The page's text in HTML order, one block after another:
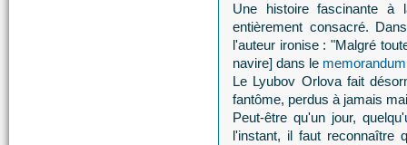
Une histoire fascinante à
entièrement consacré.
l'auteur ironise : "Malgré
navire] dans le
Le Lyubov Orlova fait
fantôme, perdus à jamais
Peut-être qu'un jour,
l'instant, il faut reconnaître